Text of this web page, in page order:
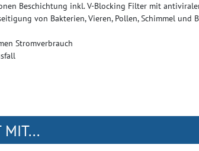
Beschichtung inkl. V-Blocking Filter mit
von Bakterien, Vieren, Pollen, Schimmel und
Stromverbrauch
MIT...